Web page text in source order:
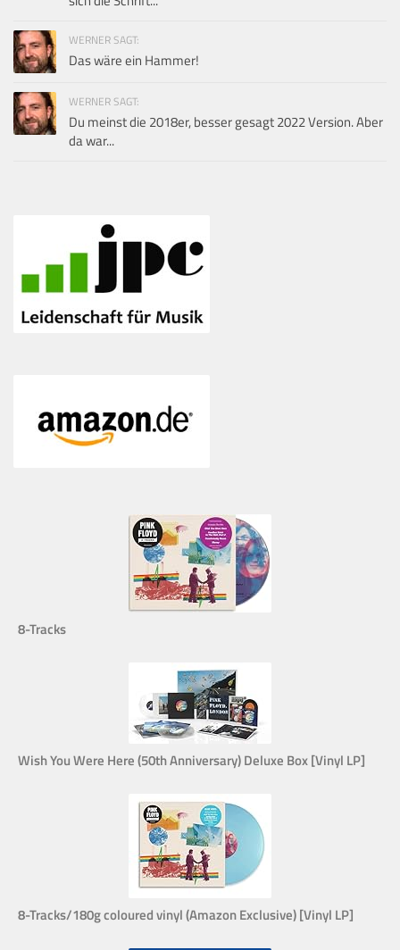
WERNER SAGT:
Das wäre ein Hammer!
WERNER SAGT:
Du meinst die 2018er, besser gesagt 2022 Version. Aber
da war...
8-Tracks
Wish You Were Here (50th Anniversary) Deluxe Box [Vinyl LP]
8-Tracks/180g coloured vinyl (Amazon Exclusive) [Vinyl LP]